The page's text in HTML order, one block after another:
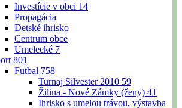
Investície v obci 14
Propagácia
Detské ihrisko
Centrum obce
Umelecké 7
801
Futbal 758
Turnaj Silvester 2010 59
Žilina - Nové Zámky (ženy) 41
Ihrisko s umelou trávou, výstavba